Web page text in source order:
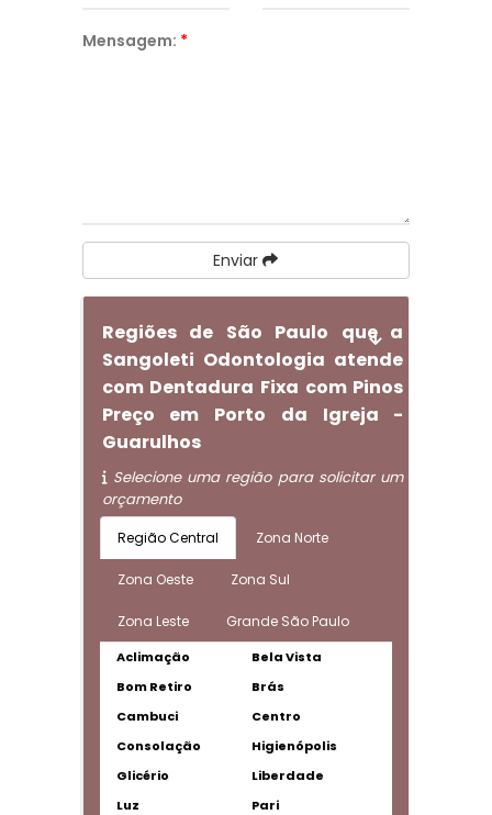
Mensagem: *
Enviar
Regiões de São Paulo que a
Sangoleti Odontologia atende
com Dentadura Fixa com Pinos
Preço em Porto da Igreja -
Guarulhos
Selecione uma região para solicitar um
orçamento
Região Central Zona Norte
Zona Oeste Zona Sul
Zona Leste Grande São Paulo
Aclimação
Bela Vista
Bom Retiro
Brás
Cambuci
Centro
Consolação
Higienópolis
Glicério
Liberdade
Luz
Pari